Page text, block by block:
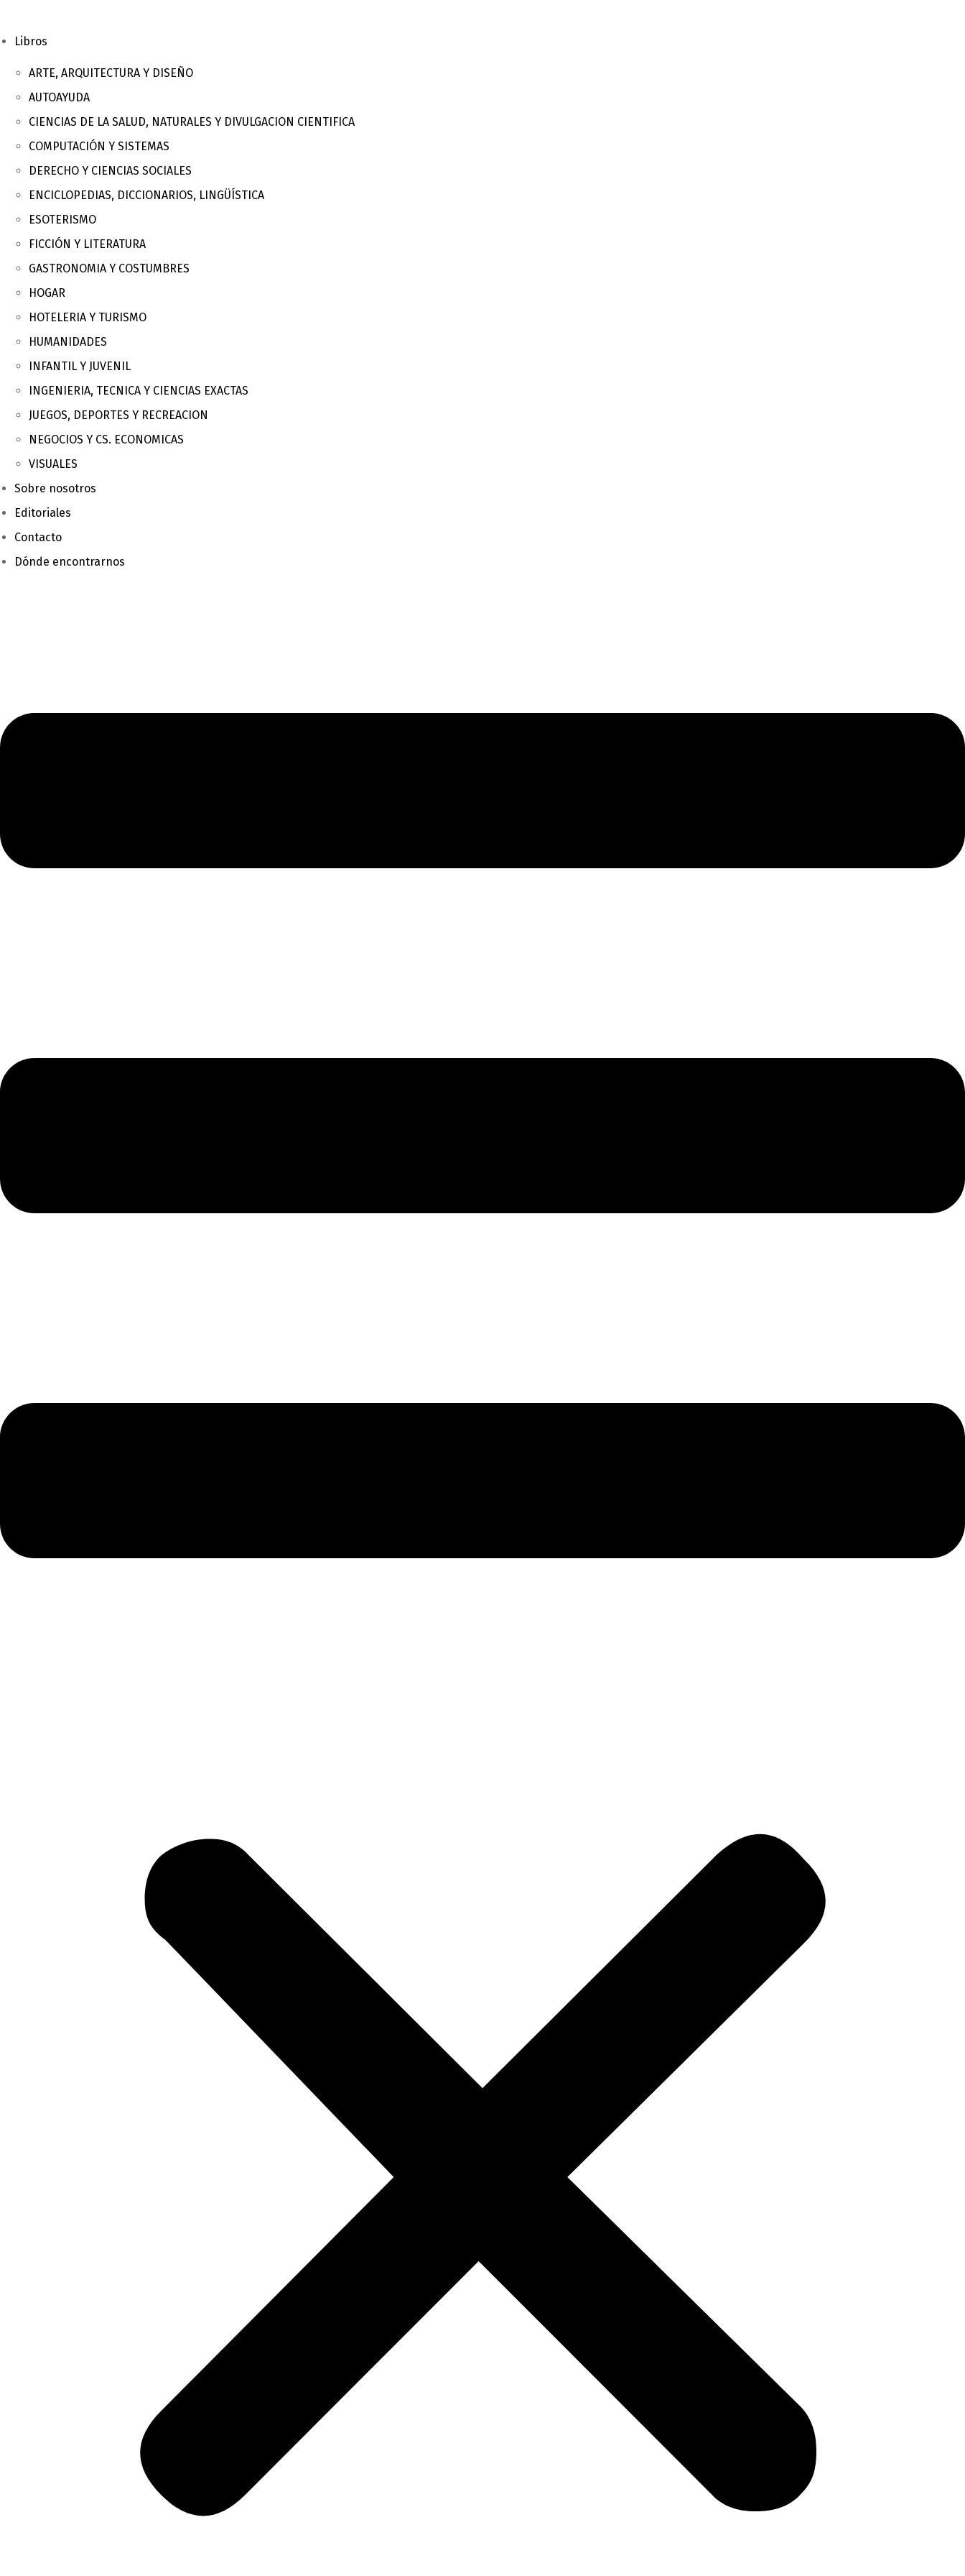
Libros
ARTE, ARQUITECTURA Y DISEÑO
AUTOAYUDA
CIENCIAS DE LA SALUD, NATURALES Y DIVULGACION CIENTIFICA
COMPUTACIÓN Y SISTEMAS
DERECHO Y CIENCIAS SOCIALES
ENCICLOPEDIAS, DICCIONARIOS, LINGÜÍSTICA
ESOTERISMO
FICCIÓN Y LITERATURA
GASTRONOMIA Y COSTUMBRES
HOGAR
HOTELERIA Y TURISMO
HUMANIDADES
INFANTIL Y JUVENIL
INGENIERIA, TECNICA Y CIENCIAS EXACTAS
JUEGOS, DEPORTES Y RECREACION
NEGOCIOS Y CS. ECONOMICAS
VISUALES
Sobre nosotros
Editoriales
Contacto
Dónde encontrarnos